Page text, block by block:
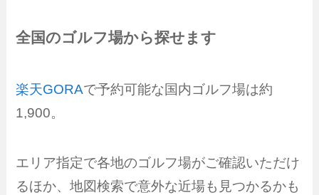
全国のゴルフ場から探せます
楽天GORAで予約可能な国内ゴルフ場は約
1,900。
エリア指定で各地のゴルフ場がご確認いただけ
るほか、地図検索で意外な近場も見つかるかも